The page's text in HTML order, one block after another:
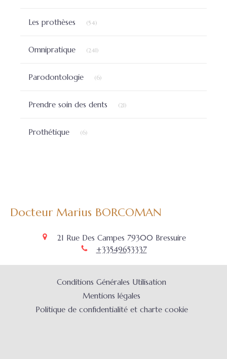
Les prothèses (54)
Omnipratique (241)
Parodontologie (6)
Prendre soin des dents (21)
Prothétique (6)
Docteur Marius BORCOMAN
21 Rue Des Campes 79300 Bressuire
+33549653337
Conditions Générales Utilisation
Mentions légales
Politique de confidentialité et charte cookie